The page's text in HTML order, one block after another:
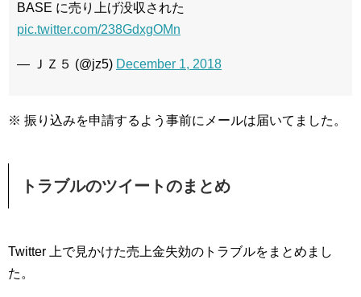
BASE に売り上げ没収された
pic.twitter.com/238GdxgOMn
— ＪＺ５ (@jz5) December 1, 2018
※ 振り込みを申請するよう事前にメールは届いてました。
トラブルのツイートのまとめ
Twitter 上で見かけた売上金失効のトラブルをまとめまし
た。